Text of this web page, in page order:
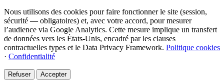
Nous utilisons des cookies pour faire fonctionner le site (session,
sécurité — obligatoires) et, avec votre accord, pour mesurer
l’audience via Google Analytics. Cette mesure implique un transfert
de données vers les États-Unis, encadré par les clauses
contractuelles types et le Data Privacy Framework. Politique cookies
· Confidentialité
Refuser Accepter